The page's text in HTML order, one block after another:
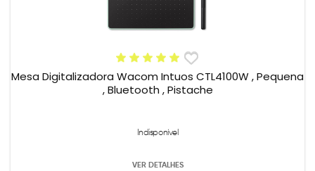
Mesa Digitalizadora Wacom Intuos CTL4100W , Pequena
, Bluetooth , Pistache
Indisponível
VER DETALHES